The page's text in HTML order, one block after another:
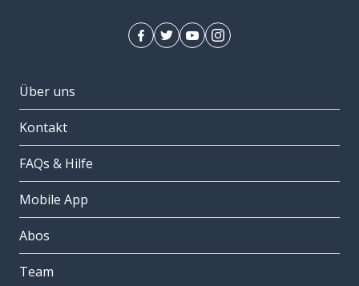
Über uns
Kontakt
FAQs & Hilfe
Mobile App
Abos
Team